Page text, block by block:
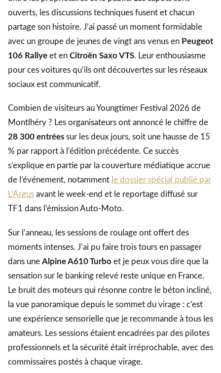
ouverts, les discussions techniques fusent et chacun
partage son histoire. J’ai passé un moment formidable
avec un groupe de jeunes de vingt ans venus en Peugeot
106 Rallye et en Citroën Saxo VTS. Leur enthousiasme
pour ces voitures qu’ils ont découvertes sur les réseaux
sociaux est communicatif.
Combien de visiteurs au Youngtimer Festival 2026 de
Montlhéry ? Les organisateurs ont annoncé le chiffre de
28 300 entrées sur les deux jours, soit une hausse de 15
% par rapport à l’édition précédente. Ce succès
s’explique en partie par la couverture médiatique accrue
de l’événement, notamment le dossier spécial publié par
L’Argus avant le week-end et le reportage diffusé sur
TF1 dans l’émission Auto-Moto.
Sur l’anneau, les sessions de roulage ont offert des
moments intenses. J’ai pu faire trois tours en passager
dans une Alpine A610 Turbo et je peux vous dire que la
sensation sur le banking relevé reste unique en France.
Le bruit des moteurs qui résonne contre le béton incliné,
la vue panoramique depuis le sommet du virage : c’est
une expérience sensorielle que je recommande à tous les
amateurs. Les sessions étaient encadrées par des pilotes
professionnels et la sécurité était irréprochable, avec des
commissaires postés à chaque virage.